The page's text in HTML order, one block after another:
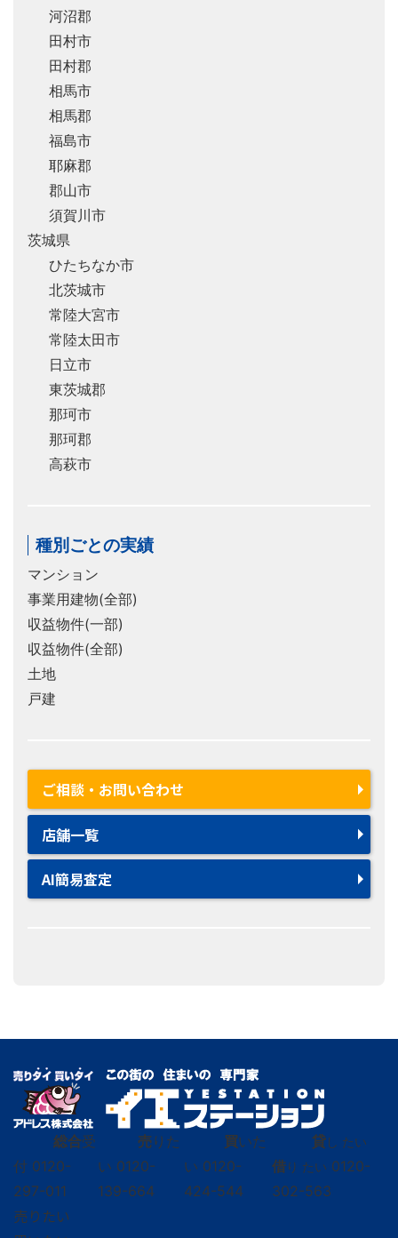
河沼郡
田村市
田村郡
相馬市
相馬郡
福島市
耶麻郡
郡山市
須賀川市
茨城県
ひたちなか市
北茨城市
常陸大宮市
常陸太田市
日立市
東茨城郡
那珂市
那珂郡
高萩市
種別ごとの実績
マンション
事業用建物(全部)
収益物件(一部)
収益物件(全部)
土地
戸建
ご相談・お問い合わせ
店舗一覧
AI簡易査定
総合受
付 0120-
297-011
売りた
い 0120-
139-664
買いた
い 0120-
424-544
貸し たい
借り たい 0120-
302-563
売りたい